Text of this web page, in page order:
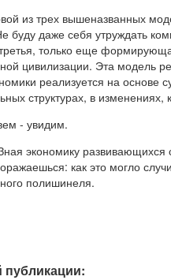
из трех вышеназванных
буду даже себя утруждать
только еще
цивилизации. Эта модель
реализуется на основе
структурах, в
- увидим.
экономику развивающихся
как это могло
полишинеля.